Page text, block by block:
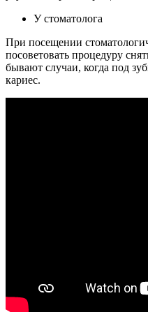
У стоматолога
При посещении
посоветовать процедуру
бывают случаи, когда под
кариес.